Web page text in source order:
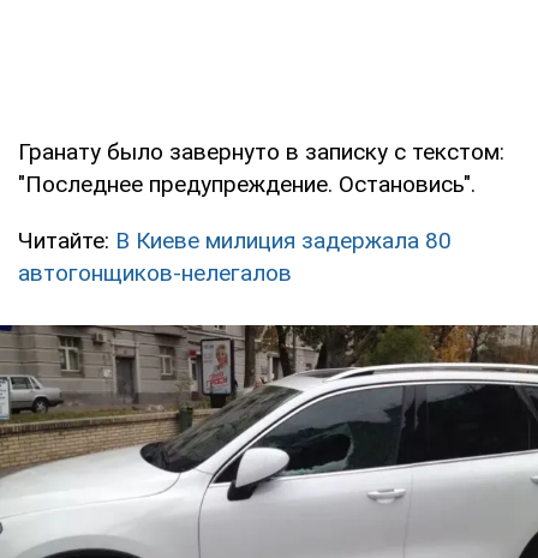
Гранату было завернуто в записку с текстом:
"Последнее предупреждение. Остановись".
Читайте: В Киеве милиция задержала 80
автогонщиков-нелегалов